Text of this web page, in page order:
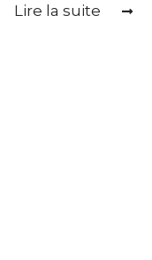
Lire la suite